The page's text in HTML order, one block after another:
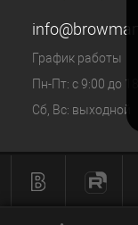
График работы
Пн-Пт: с 9:00 до
Сб, Вс: выходной